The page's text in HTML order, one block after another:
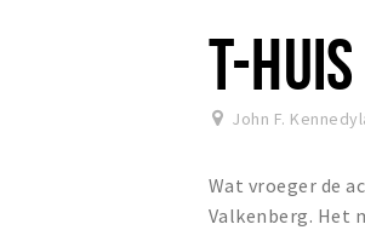
T-HUIS
John F.
Wat vroeger de
Valkenberg. Het